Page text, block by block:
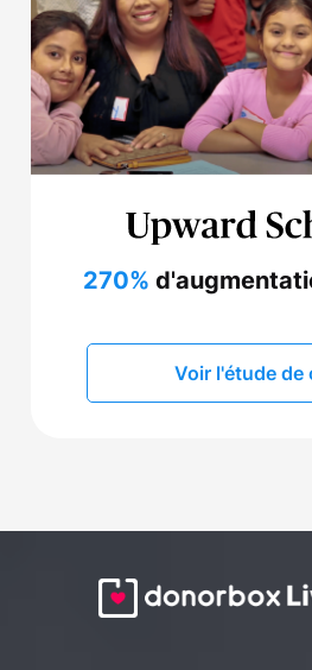
270%
Voir l'étude de